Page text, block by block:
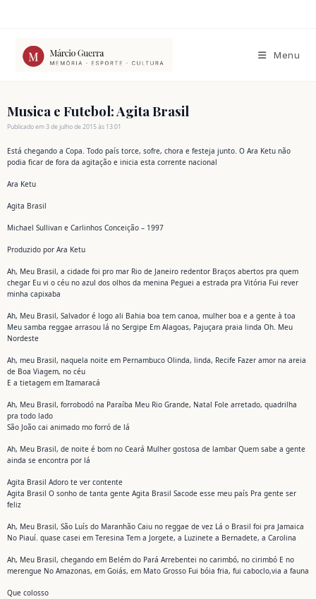
conteúdo
Menu
Musica e Futebol: Agita Brasil
Publicado em 3 de julho de 2015 às 13:01
Está chegando a Copa. Todo país torce, sofre, chora e festeja junto. O Ara Ketu não
podia ficar de fora da agitação e inicia esta corrente nacional
Ara Ketu
Agita Brasil
Michael Sullivan e Carlinhos Conceição – 1997
Produzido por Ara Ketu
Ah, Meu Brasil, a cidade foi pro mar Rio de Janeiro redentor Braços abertos pra quem
chegar Eu vi o céu no azul dos olhos da menina Peguei a estrada pra Vitória Fui rever
minha capixaba
Ah, Meu Brasil, Salvador é logo ali Bahia boa tem canoa, mulher boa e a gente à toa
Meu samba reggae arrasou lá no Sergipe Em Alagoas, Pajuçara praia linda Oh. Meu
Nordeste
Ah, meu Brasil, naquela noite em Pernambuco Olinda, linda, Recife Fazer amor na areia
de Boa Viagem, no céu
E a tietagem em Itamaracá
Ah, Meu Brasil, forrobodó na Paraíba Meu Rio Grande, Natal Fole arretado, quadrilha
pra todo lado
São João cai animado mo forró de lá
Ah, Meu Brasil, de noite é bom no Ceará Mulher gostosa de lambar Quem sabe a gente
ainda se encontra por lá
Agita Brasil Adoro te ver contente
Agita Brasil O sonho de tanta gente Agita Brasil Sacode esse meu país Pra gente ser
feliz
Ah, Meu Brasil, São Luís do Maranhão Caiu no reggae de vez Lá o Brasil foi pra Jamaica
No Piauí. quase casei em Teresina Tem a Jorgete, a Luzinete a Bernadete, a Carolina
Ah, Meu Brasil, chegando em Belém do Pará Arrebentei no carimbó, no cirimbó E no
merengue No Amazonas, em Goiás, em Mato Grosso Fui bóia fria, fui caboclo,via a fauna
Que colosso